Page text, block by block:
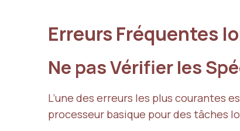
Erreurs Fréquentes
Ne pas Vérifier les
L’une des erreurs les plus courantes
processeur basique pour des tâches